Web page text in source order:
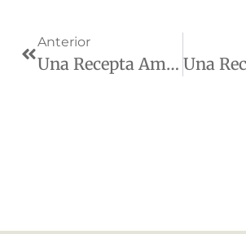
Anterior
Una Recepta Amb El Vermut De Falset Blanc